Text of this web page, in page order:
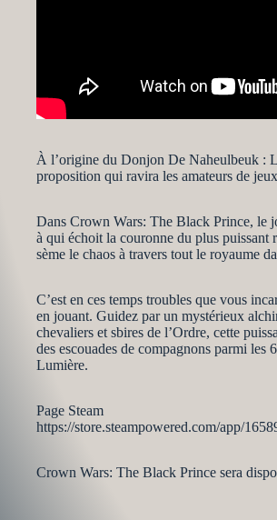
À l’origine du Donjon De Naheulbeuk :
proposition qui ravira les amateurs de
Dans Crown Wars: The Black Prince, le
à qui échoit la couronne du plus puissant
sème le chaos à travers tout le royaume
C’est en ces temps troubles que vous
en jouant. Guidez par un mystérieux
chevaliers et sbires de l’Ordre, cette
des escouades de compagnons parmi les
Lumière.
Page Steam
https://store.steampowered.com/app/
Crown Wars: The Black Prince sera